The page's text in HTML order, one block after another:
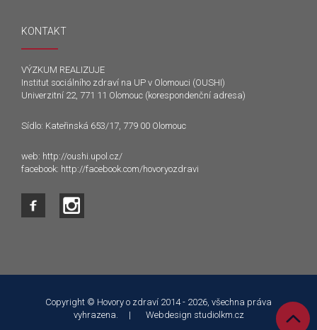
KONTAKT
VÝZKUM REALIZUJE
Institut sociálního zdraví na UP v Olomouci (OUSHI)
Univerzitní 22, 771 11 Olomouc (korespondenční adresa)
Sídlo: Kateřinská 653/17, 779 00 Olomouc
web: http://oushi.upol.cz/
facebook: http://facebook.com/hovoryozdravi
Copyright © Hovory o zdraví 2014 - 2026, všechna práva
vyhrazena. | Webdesign studiolkm.cz
souhlasíte.
Souhlasím